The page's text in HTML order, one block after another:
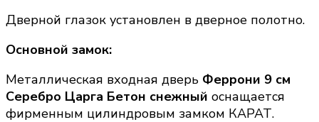
Дверной глазок установлен в дверное полотно.
Основной замок:
Металлическая входная дверь Феррони 9 см
Серебро Царга Бетон снежный оснащается
фирменным цилиндровым замком КАРАТ.